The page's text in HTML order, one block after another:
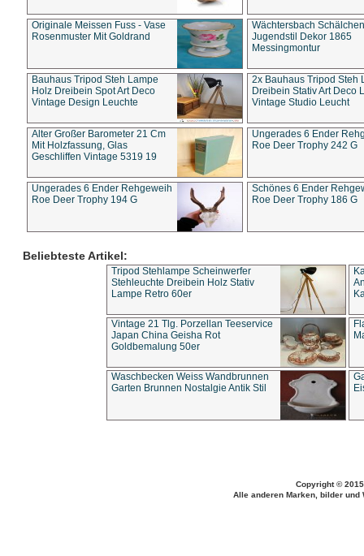
Originale Meissen Fuss - Vase
Rosenmuster Mit Goldrand
Wächtersbach Schälchen
Jugendstil Dekor 1865
Messingmontur
Bauhaus Tripod Steh Lampe
Holz Dreibein Spot Art Deco
Vintage Design Leuchte
2x Bauhaus Tripod Steh
Dreibein Stativ Art Deco
Vintage Studio Leucht
Alter Großer Barometer 21 Cm
Mit Holzfassung, Glas
Geschliffen Vintage 5319 19
Ungerades 6 Ender
Roe Deer Trophy 242 G
Ungerades 6 Ender Rehgeweih
Roe Deer Trophy 194 G
Schönes 6 Ender
Roe Deer Trophy 186 G
Beliebteste Artikel:
Tripod Stehlampe Scheinwerfer
Stehleuchte Dreibein Holz Stativ
Lampe Retro 60er
Vintage 21 Tlg. Porzellan Teeservice
Japan China Geisha Rot
Goldbemalung 50er
Waschbecken Weiss Wandbrunnen
Garten Brunnen Nostalgie Antik Stil
Copyright ©
Alle anderen Marken, bilder und